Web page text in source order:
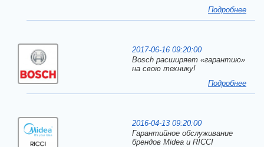
Подробнее
2017-06-16 09:20:00
Bosch расширяет «гарантию»
на свою технику!
Подробнее
2016-04-13 09:20:00
Гарантийное обслуживание
брендов Midea и RICCI